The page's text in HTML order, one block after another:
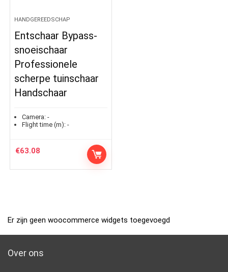
HANDGEREEDSCHAP
Entschaar Bypass-
snoeischaar
Professionele
scherpe tuinschaar
Handschaar
Camera: -
Flight time (m): -
€63.08
Er zijn geen woocommerce widgets toegevoegd
Over ons